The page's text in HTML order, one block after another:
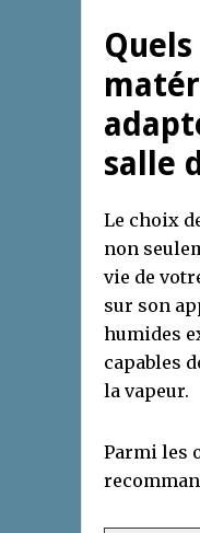
salle
Le choix
non
vie de
sur son
humides
capables
la vapeur.
Parmi les